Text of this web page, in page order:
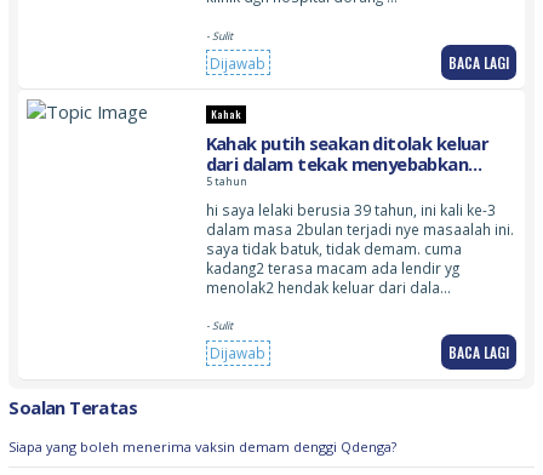
- Sulit
Dijawab BACA LAGI
Kahak
Kahak putih seakan ditolak keluar
dari dalam tekak menyebabkan
muntah
5 tahun
hi saya lelaki berusia 39 tahun, ini kali ke-3
dalam masa 2bulan terjadi nye masaalah ini.
saya tidak batuk, tidak demam. cuma
kadang2 terasa macam ada lendir yg
menolak2 hendak keluar dari dala…
- Sulit
Dijawab BACA LAGI
Soalan Teratas
Siapa yang boleh menerima vaksin demam denggi Qdenga?